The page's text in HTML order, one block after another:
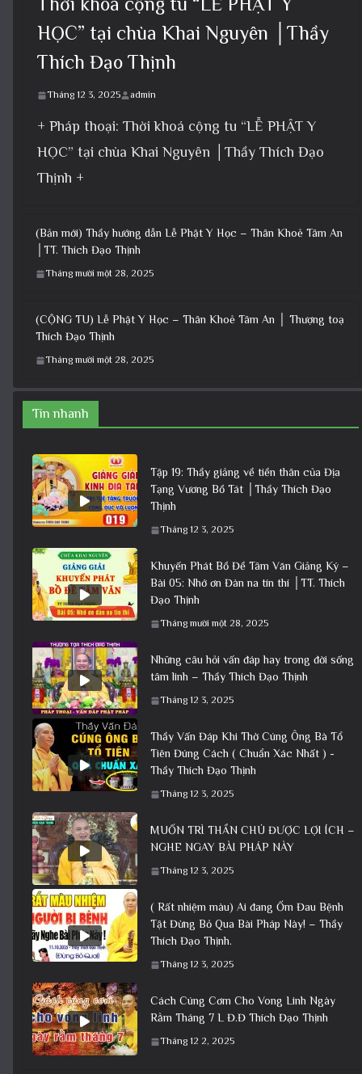
HỌC” tại chùa Khai Nguyên │Thầy
Thích Đạo Thịnh
Tháng 12 3, 2025 admin
+ Pháp thoại: Thời khoá cộng tu “LỄ PHẬT Y
HỌC” tại chùa Khai Nguyên │Thầy Thích Đạo
Thịnh +
(Bản mới) Thầy hướng dẫn Lễ Phật Y Học – Thân Khoẻ Tâm An
│TT. Thích Đạo Thịnh
Tháng mười một 28, 2025
(CỘNG TU) Lễ Phật Y Học – Thân Khoẻ Tâm An │ Thượng toạ
Thích Đạo Thịnh
Tháng mười một 28, 2025
Tin nhanh
Tập 19: Thầy giảng về tiền thân của Địa
Tạng Vương Bồ Tát │Thầy Thích Đạo
Thịnh
Tháng 12 3, 2025
Khuyến Phát Bồ Đề Tâm Văn Giảng Ký –
Bài 05: Nhớ ơn Đàn na tín thí │TT. Thích
Đạo Thịnh
Tháng mười một 28, 2025
Những câu hỏi vấn đáp hay trong đời sống
tâm linh – Thầy Thích Đạo Thịnh
Tháng 12 3, 2025
Thầy Vấn Đáp Khi Thờ Cúng Ông Bà Tổ
Tiên Đúng Cách ( Chuẩn Xác Nhất ) -
Thầy Thích Đạo Thịnh
Tháng 12 3, 2025
MUỐN TRÌ THẦN CHÚ ĐƯỢC LỢI ÍCH –
NGHE NGAY BÀI PHÁP NÀY
Tháng 12 3, 2025
( Rất nhiệm màu) Ai đang Ốm Đau Bệnh
Tật Đừng Bỏ Qua Bài Pháp Này! – Thầy
Thích Đạo Thịnh.
Tháng 12 3, 2025
Cách Cúng Cơm Cho Vong Linh Ngày
Rằm Tháng 7 L Đ.Đ Thích Đạo Thịnh
Tháng 12 2, 2025